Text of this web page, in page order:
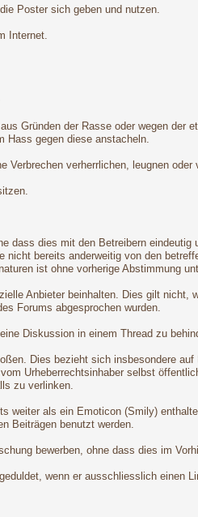
Poster sich geben und nutzen.
Internet.
Gründen der Rasse oder wegen
Hass gegen diese anstacheln.
Verbrechen verherrlichen, leugnen oder
dass dies mit den Betreibern
nicht bereits anderweitig von den
ist ohne vorherige Abstimmung
Anbieter beinhalten. Dies gilt
Forums abgesprochen wurden.
Diskussion in einem Thread zu
Dies bezieht sich insbesondere
Urheberrechtsinhaber selbst
zu verlinken.
weiter als ein Emoticon (Smily)
Beiträgen benutzt werden.
bewerben, ohne dass dies im
wenn er ausschliesslich einen